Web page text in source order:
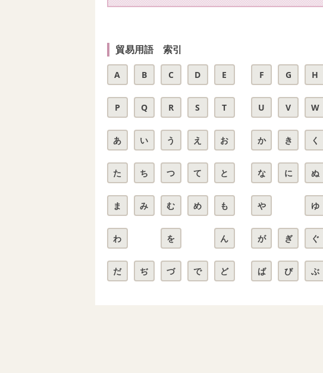
貿易用語 索引
A B C D E F G H
P Q R S T U V W
あ い う え お か き く
た ち つ て と な に ぬ
ま み む め も や ゆ
わ を ん が ぎ ぐ
だ ぢ づ で ど ば び ぶ